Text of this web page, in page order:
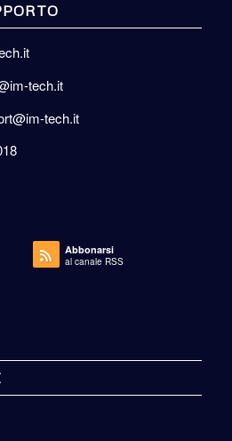
tech.it
tech.it
Abbonarsi
al canale RSS